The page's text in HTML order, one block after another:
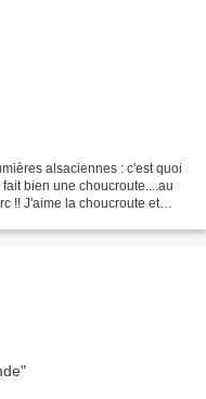
alsaciennes : c'est quoi
bien une choucroute....au
!! J'aime la choucroute et